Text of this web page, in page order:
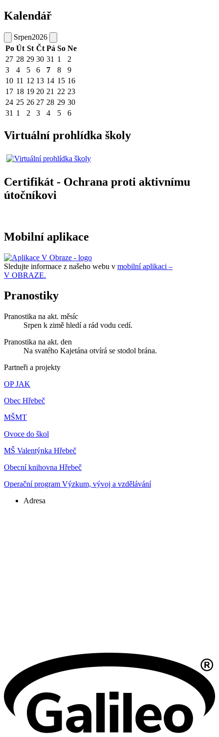
Kalendář
Srpen2026
Po Út St Čt Pá So Ne
27 28 29 30 31 1
2
3
4 5 6 7 8
9
10 11 12 13 14 15 16
17 18 19 20 21 22 23
24 25 26 27 28 29 30
31 1 2 3 4 5 6
Virtuální prohlídka školy
Certifikát - Ochrana proti aktivnímu
útočníkovi
Mobilní aplikace
Sledujte informace z našeho webu v mobilní aplikaci –
V OBRAZE.
Pranostiky
Pranostika na akt. měsíc
Srpen k zimě hledí a rád vodu cedí.
Pranostika na akt. den
Na svatého Kajetána otvírá se stodol brána.
Partneři a projekty
OP JAK
Obec Hřebeč
MŠMT
Ovoce do škol
MŠ Valentýnka Hřebeč
Obecní knihovna Hřebeč
Operační program Výzkum, vývoj a vzdělávání
Adresa